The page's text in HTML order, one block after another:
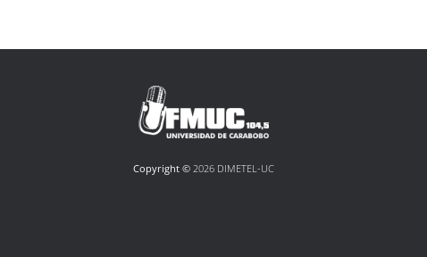
Copyright ©2026 DIMETEL-UC